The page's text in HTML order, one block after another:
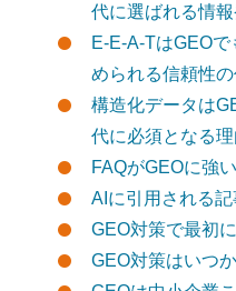
代に選ばれる情
E-E-A-TはGEO
められる信頼性
構造化データは
代に必須となる
FAQがGEOに強
AIに引用される
GEO対策で最初
GEO対策はいつ